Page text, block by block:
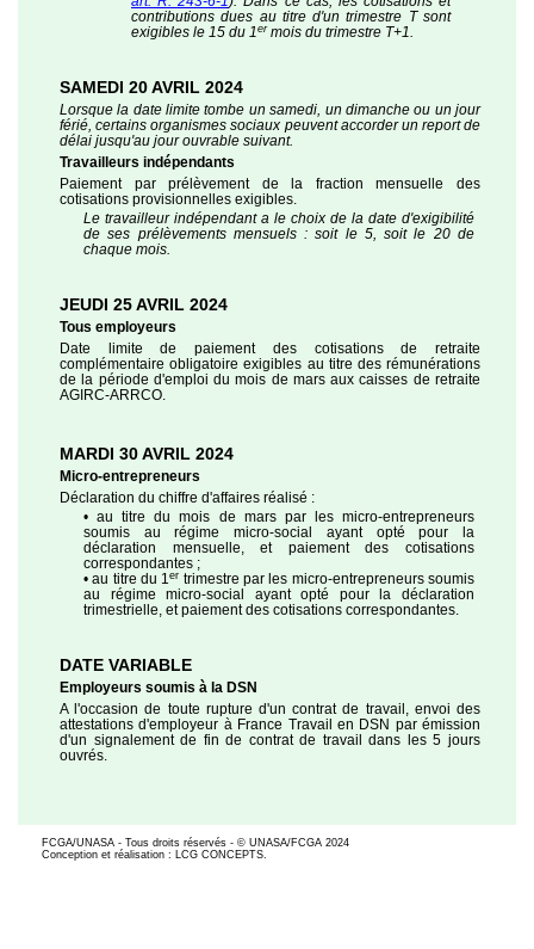
contributions dues au titre d'un trimestre T sont
exigibles le 15 du 1ermois du trimestre T+1.
SAMEDI 20 AVRIL 2024
Lorsque la date limite tombe un samedi, un dimanche ou un jour
férié, certains organismes sociaux peuvent accorder un report de
délai jusqu'au jour ouvrable suivant.
Travailleurs indépendants
Paiement par prélèvement de la fraction mensuelle des
cotisations provisionnelles exigibles.
Le travailleur indépendant a le choix de la date d'exigibilité
de ses prélèvements mensuels : soit le 5, soit le 20 de
chaque mois.
JEUDI 25 AVRIL 2024
Tous employeurs
Date limite de paiement des cotisations de retraite
complémentaire obligatoire exigibles au titre des rémunérations
de la période d'emploi du mois de mars aux caisses de retraite
AGIRC-ARRCO.
MARDI 30 AVRIL 2024
Micro-entrepreneurs
Déclaration du chiffre d'affaires réalisé :
• au titre du mois de mars par les micro-entrepreneurs
soumis au régime micro-social ayant opté pour la
déclaration mensuelle, et paiement des cotisations
correspondantes ;
• au titre du 1er trimestre par les micro-entrepreneurs soumis
au régime micro-social ayant opté pour la déclaration
trimestrielle, et paiement des cotisations correspondantes.
DATE VARIABLE
Employeurs soumis à la DSN
A l'occasion de toute rupture d'un contrat de travail, envoi des
attestations d'employeur à France Travail en DSN par émission
d'un signalement de fin de contrat de travail dans les 5 jours
ouvrés.
FCGA/UNASA - Tous droits réservés - © UNASA/FCGA 2024
Conception et réalisation : LCG CONCEPTS.